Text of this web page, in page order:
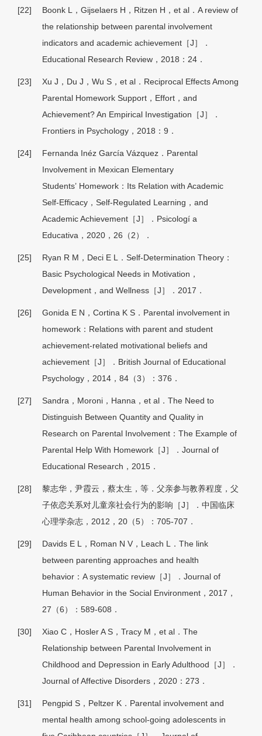
[22]
Boonk L，Gijselaers H，Ritzen H，et al．A review of
the relationship between parental involvement
indicators and academic achievement［J］．
Educational Research Review，2018：24．
[23]
Xu J，Du J，Wu S，et al．Reciprocal Effects Among
Parental Homework Support，Effort，and
Achievement? An Empirical Investigation［J］．
Frontiers in Psychology，2018：9．
[24]
Fernanda Inéz García Vázquez．Parental
Involvement in Mexican Elementary
Students’ Homework：Its Relation with Academic
Self-Efficacy，Self-Regulated Learning，and
Academic Achievement［J］．Psicologí a
Educativa，2020，26（2）．
[25]
Ryan R M，Deci E L．Self-Determination Theory：
Basic Psychological Needs in Motivation，
Development，and Wellness［J］．2017．
[26]
Gonida E N，Cortina K S．Parental involvement in
homework：Relations with parent and student
achievement-related motivational beliefs and
achievement［J］．British Journal of Educational
Psychology，2014，84（3）：376．
[27]
Sandra，Moroni，Hanna，et al．The Need to
Distinguish Between Quantity and Quality in
Research on Parental Involvement：The Example of
Parental Help With Homework［J］．Journal of
Educational Research，2015．
[28]
黎志华，尹霞云，蔡太生，等．父亲参与教养程度，父
子依恋关系对儿童亲社会行为的影响［J］．中国临床
心理学杂志，2012，20（5）：705-707．
[29]
Davids E L，Roman N V，Leach L．The link
between parenting approaches and health
behavior：A systematic review［J］．Journal of
Human Behavior in the Social Environment，2017，
27（6）：589-608．
[30]
Xiao C，Hosler A S，Tracy M，et al．The
Relationship between Parental Involvement in
Childhood and Depression in Early Adulthood［J］．
Journal of Affective Disorders，2020：273．
[31]
Pengpid S，Peltzer K．Parental involvement and
mental health among school-going adolescents in